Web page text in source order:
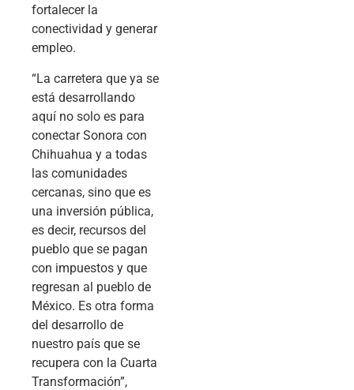
fortalecer la
conectividad y generar
empleo.
“La carretera que ya se
está desarrollando
aquí no solo es para
conectar Sonora con
Chihuahua y a todas
las comunidades
cercanas, sino que es
una inversión pública,
es decir, recursos del
pueblo que se pagan
con impuestos y que
regresan al pueblo de
México. Es otra forma
del desarrollo de
nuestro país que se
recupera con la Cuarta
Transformación”,